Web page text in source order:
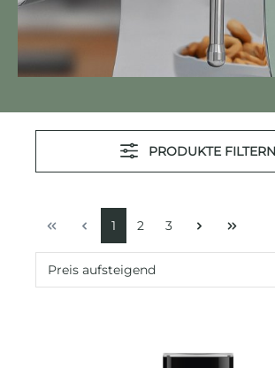
PRODUKTE FILTERN
1 2 3